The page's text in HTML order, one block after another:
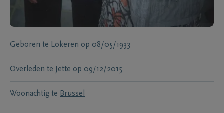
Geboren te Lokeren op 08/05/1933
Overleden te Jette op 09/12/2015
Woonachtig te Brussel